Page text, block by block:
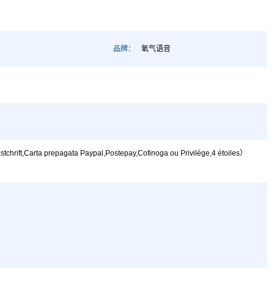
品牌： 氧气语音
prepagata Paypal,Postepay,Cofinoga ou Privilège,4 étoiles）